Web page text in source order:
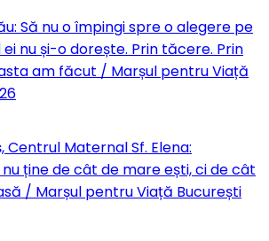
Să nu o împingi spre o alegere pe
nu și-o dorește. Prin tăcere. Prin
am făcut / Marșul pentru Viață
Centrul Maternal Sf. Elena:
ține de cât de mare ești, ci de cât
/ Marșul pentru Viață București